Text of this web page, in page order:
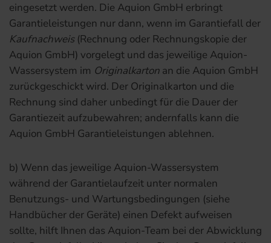
eingesetzt werden. Die Aquion GmbH erbringt
Garantieleistungen nur dann, wenn im Garantiefall der
Kaufnachweis(Rechnung oder Rechnungskopie der
Aquion GmbH) vorgelegt und das jeweilige Aquion-
Wassersystem im Originalkarton an die Aquion GmbH
zurückgeschickt wird. Der Originalkarton und die
Rechnung sind daher unbedingt für die Dauer der
Garantiezeit aufzubewahren; andernfalls kann die
Aquion GmbH Garantieleistungen ablehnen.
b) Wenn das jeweilige Aquion-Wassersystem
während der Garantielaufzeit unter normalen
Benutzungs- und Wartungsbedingungen (siehe
Handbücher der Geräte) einen Defekt aufweisen
sollte, hilft Ihnen das Aquion-Team bei der Abwicklung